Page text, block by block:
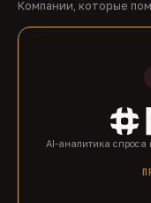
Компании, которые
AI-аналитика спроса